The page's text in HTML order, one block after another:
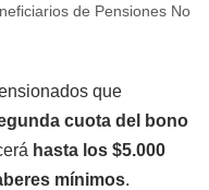
de Pensiones No
que
cuota del bono
hasta los $5.000
mínimos.